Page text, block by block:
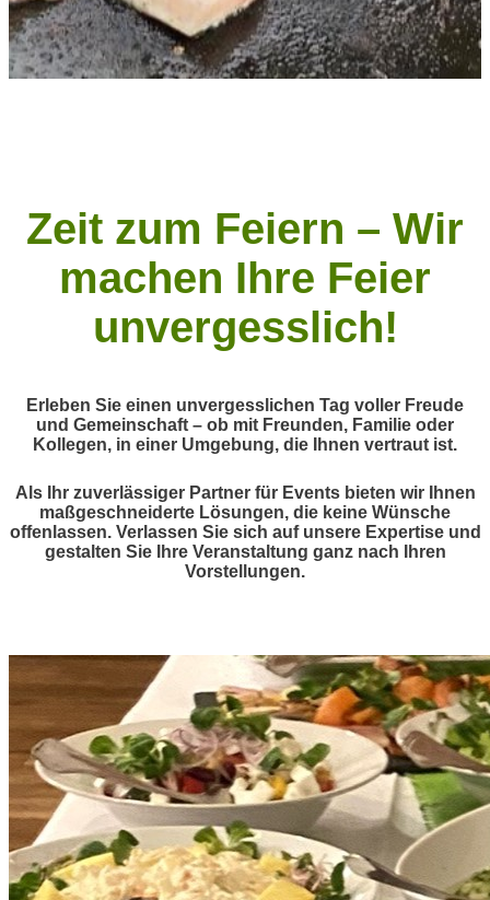
Zeit zum Feiern – Wir
machen Ihre Feier
unvergesslich!
Erleben Sie einen unvergesslichen Tag voller Freude
und Gemeinschaft – ob mit Freunden, Familie oder
Kollegen, in einer Umgebung, die Ihnen vertraut ist.
Als Ihr zuverlässiger Partner für Events bieten wir Ihnen
maßgeschneiderte Lösungen, die keine Wünsche
offenlassen. Verlassen Sie sich auf unsere Expertise und
gestalten Sie Ihre Veranstaltung ganz nach Ihren
Vorstellungen.